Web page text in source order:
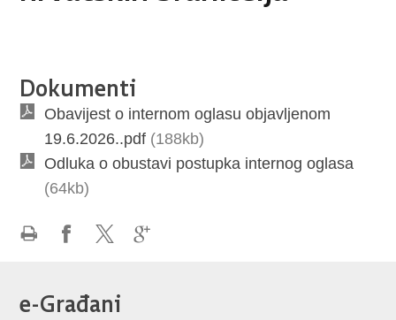
Dokumenti
Obavijest o internom oglasu objavljenom
19.6.2026..pdf (188kb)
Odluka o obustavi postupka internog oglasa
(64kb)
Facebooku
X-
e-Građani